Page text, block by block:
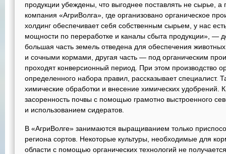
продукции убеждены, что выгоднее поставлять не сырье, а
компания «АгриВолга», где организовано органическое
холдинг обеспечивает себя собственным сырьем, у нас
мощности по переработке и каналы сбыта продукции», —
большая часть земель отведена для обеспечения
и сочными кормами, другая часть — под органическим
проходят конверсионный период. При этом производство
определенного набора правил, рассказывает специалист.
химические обработки и внесение химических удобрений.
засоренность почвы с помощью грамотно выстроенного
и использованием сидератов.
В «АгриВолге» занимаются выращиванием только
региона сортов. Некоторые культуры, необходимые для
области с помощью органических технологий не